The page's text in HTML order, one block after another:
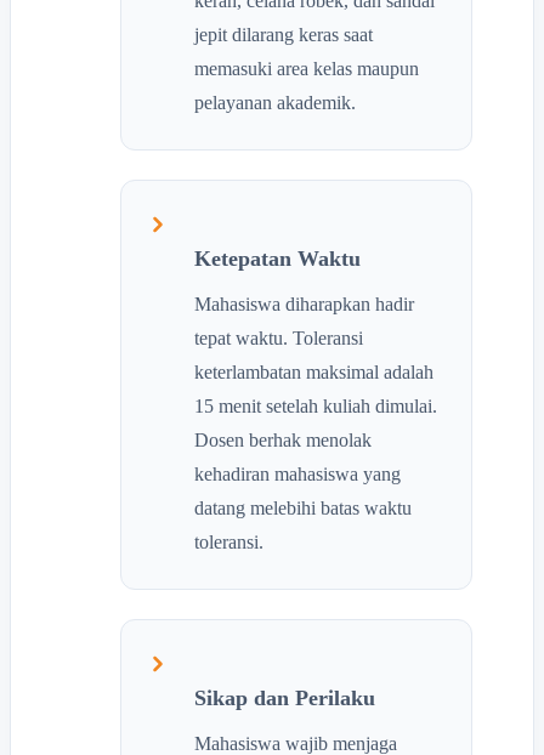
jepit dilarang keras saat
memasuki area kelas maupun
pelayanan akademik.
Ketepatan Waktu
Mahasiswa diharapkan hadir
tepat waktu. Toleransi
keterlambatan maksimal adalah
15 menit setelah kuliah dimulai.
Dosen berhak menolak
kehadiran mahasiswa yang
datang melebihi batas waktu
toleransi.
Sikap dan Perilaku
Mahasiswa wajib menjaga